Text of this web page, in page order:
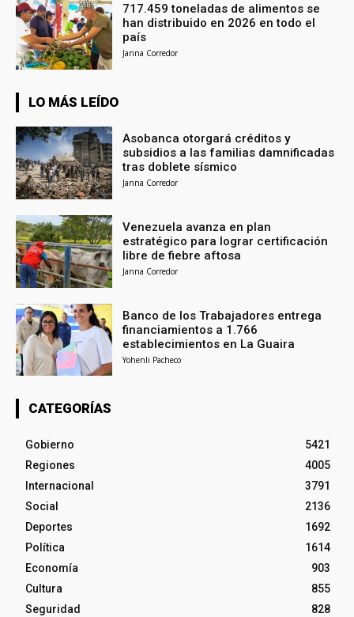
717.459 toneladas de alimentos se
han distribuido en 2026 en todo el
país
Janna Corredor
LO MÁS LEÍDO
Asobanca otorgará créditos y
subsidios a las familias damnificadas
tras doblete sísmico
Janna Corredor
Venezuela avanza en plan
estratégico para lograr certificación
libre de fiebre aftosa
Janna Corredor
Banco de los Trabajadores entrega
financiamientos a 1.766
establecimientos en La Guaira
Yohenli Pacheco
CATEGORÍAS
Gobierno
5421
Regiones
4005
Internacional
3791
Social
2136
Deportes
1692
Política
1614
Economía
903
Cultura
855
Seguridad
828